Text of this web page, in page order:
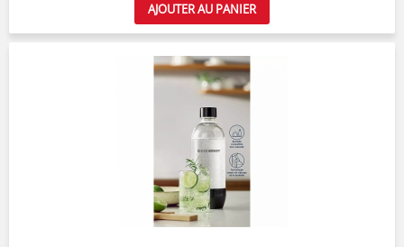
AJOUTER AU PANIER